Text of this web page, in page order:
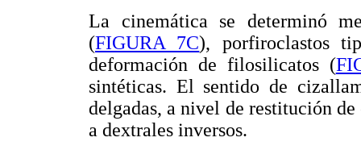
La cinemática se determinó
(FIGURA 7C), porfiroclastos
deformación de filosilicatos (
sintéticas. El sentido de
delgadas, a nivel de restitución
a dextrales inversos.